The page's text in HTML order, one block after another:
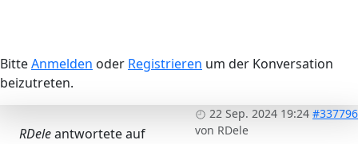
BitteAnmelden oder Registrieren um der Konversation
beizutreten.
22 Sep. 2024 19:24 #337796
von RDele
RDeleantwortete auf